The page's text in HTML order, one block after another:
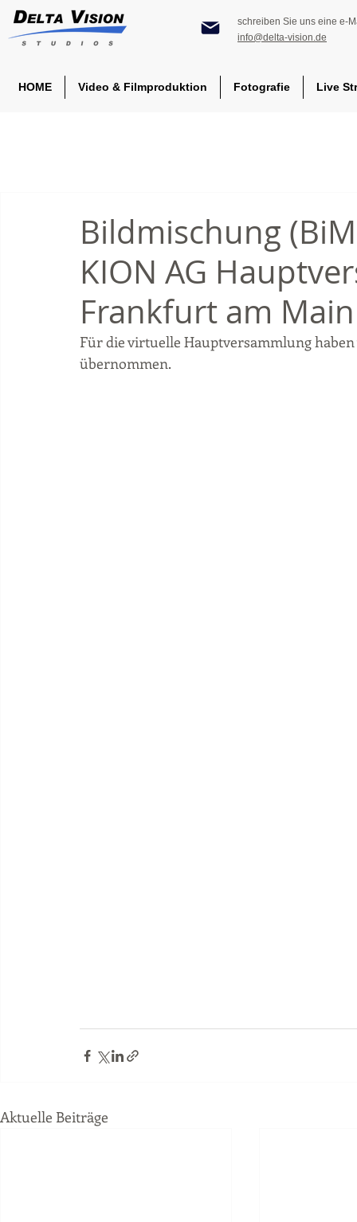
schreiben Sie uns eine e-
info@delta-vision.de
HOME Video & Filmproduktion Fotografie Live
Bildmischung
KION AG
Frankfurt am Main
Für die virtuelle Hauptversammlung
übernommen.
Aktuelle Beiträge